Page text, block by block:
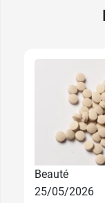
Beauté
25/05/2026